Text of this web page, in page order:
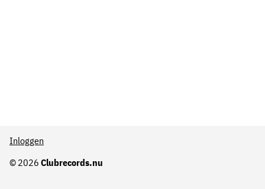
© 2026 Clubrecords.nu
Inloggen